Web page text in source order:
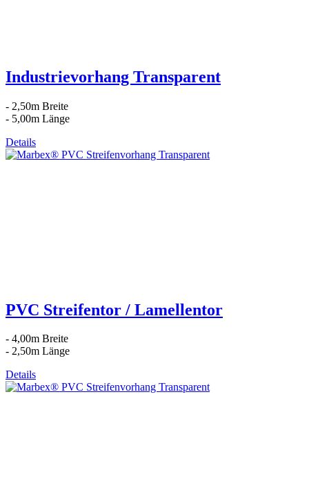
Industrievorhang Transparent
- 2,50m Breite
- 5,00m Länge
Details
PVC Streifentor / Lamellentor
- 4,00m Breite
- 2,50m Länge
Details